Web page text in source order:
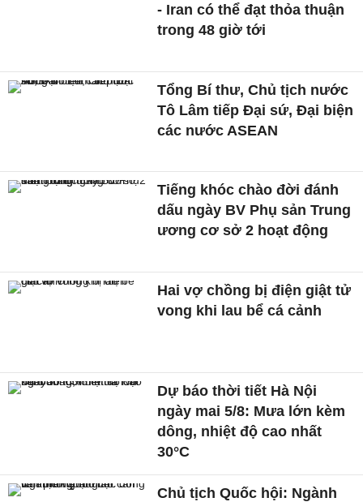
- Iran có thể đạt thỏa thuận
trong 48 giờ tới
Tổng Bí thư, Chủ tịch nước
Tô Lâm tiếp Đại sứ, Đại biện
các nước ASEAN
Tiếng khóc chào đời đánh
dấu ngày BV Phụ sản Trung
ương cơ sở 2 hoạt động
Hai vợ chồng bị điện giật tử
vong khi lau bể cá cảnh
Dự báo thời tiết Hà Nội
ngày mai 5/8: Mưa lớn kèm
dông, nhiệt độ cao nhất
30°C
Chủ tịch Quốc hội: Ngành